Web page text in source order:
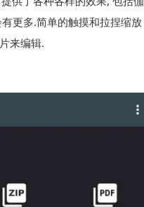
更多.简单的触摸和拉捏缩放
来编辑.